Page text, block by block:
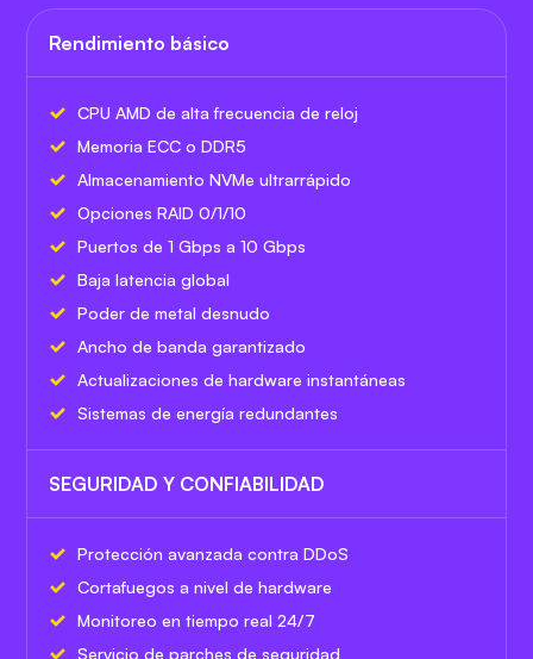
Rendimiento básico
CPU AMD de alta frecuencia de reloj
Memoria ECC o DDR5
Almacenamiento NVMe ultrarrápido
Opciones RAID 0/1/10
Puertos de 1 Gbps a 10 Gbps
Baja latencia global
Poder de metal desnudo
Ancho de banda garantizado
Actualizaciones de hardware instantáneas
Sistemas de energía redundantes
SEGURIDAD Y CONFIABILIDAD
Protección avanzada contra DDoS
Cortafuegos a nivel de hardware
Monitoreo en tiempo real 24/7
Servicio de parches de seguridad